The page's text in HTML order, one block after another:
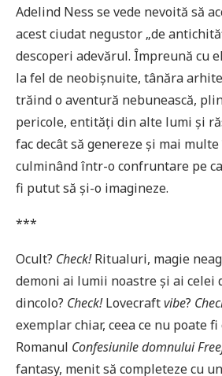
Adelind Ness se vede nevoită să
acest ciudat negustor „de
descoperi adevărul. Împreună cu
la fel de neobișnuite, tânăra
trăind o aventură nebunească,
pericole, entități din alte lumi și
fac decât să genereze și mai
culminând într-o confruntare pe
fi putut să și-o imagineze.
***
Ocult? Check!Ritualuri, magie
demoni ai lumii noastre și ai celei
dincolo? Check!Lovecraftvibe?
exemplar chiar, ceea ce nu poate
Romanul Confesiunile domnului
fantasy, menit să completeze cu